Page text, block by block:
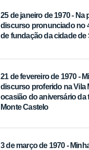
25 de janeiro de 1970 - Na
discurso pronunciado no
de fundação da cidade de
21 de fevereiro de 1970 -
discurso proferido na Vila
ocasião do aniversário da
Monte Castelo
3 de março de 1970 -